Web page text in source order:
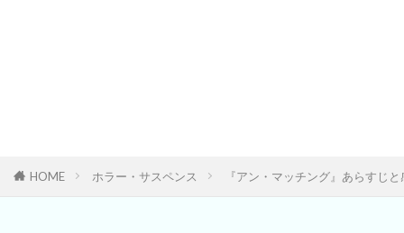
HOME ホラー・サスペンス 『アン・マッチング』あらすじ